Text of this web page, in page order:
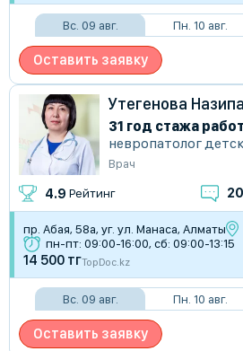
Вс. 09 авг. Пн. 10 авг.
Оставить заявку
Утегенова
31 год стажа
невропатолог
Врач
4.9 Рейтинг
пр. Абая, 58а, уг. ул. Манаса, Алматы
пн-пт: 09:00-16:00, сб: 09:00-13:15
14 500 тгTopDoc.kz
Вс. 09 авг. Пн. 10 авг.
Оставить заявку